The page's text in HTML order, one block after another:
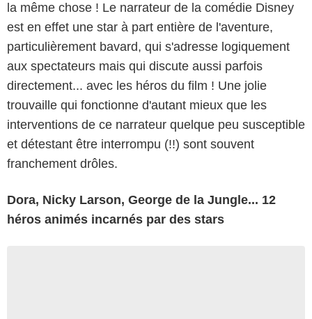
la même chose ! Le narrateur de la comédie Disney
est en effet une star à part entière de l'aventure,
particulièrement bavard, qui s'adresse logiquement
aux spectateurs mais qui discute aussi parfois
directement... avec les héros du film ! Une jolie
trouvaille qui fonctionne d'autant mieux que les
interventions de ce narrateur quelque peu susceptible
et détestant être interrompu (!!) sont souvent
franchement drôles.
Dora, Nicky Larson, George de la Jungle... 12
héros animés incarnés par des stars